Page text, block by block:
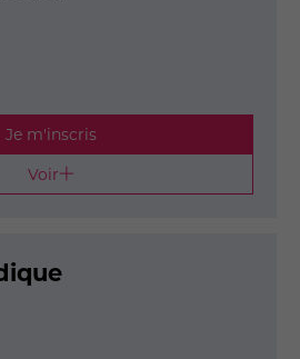
Je m'inscris
Voir